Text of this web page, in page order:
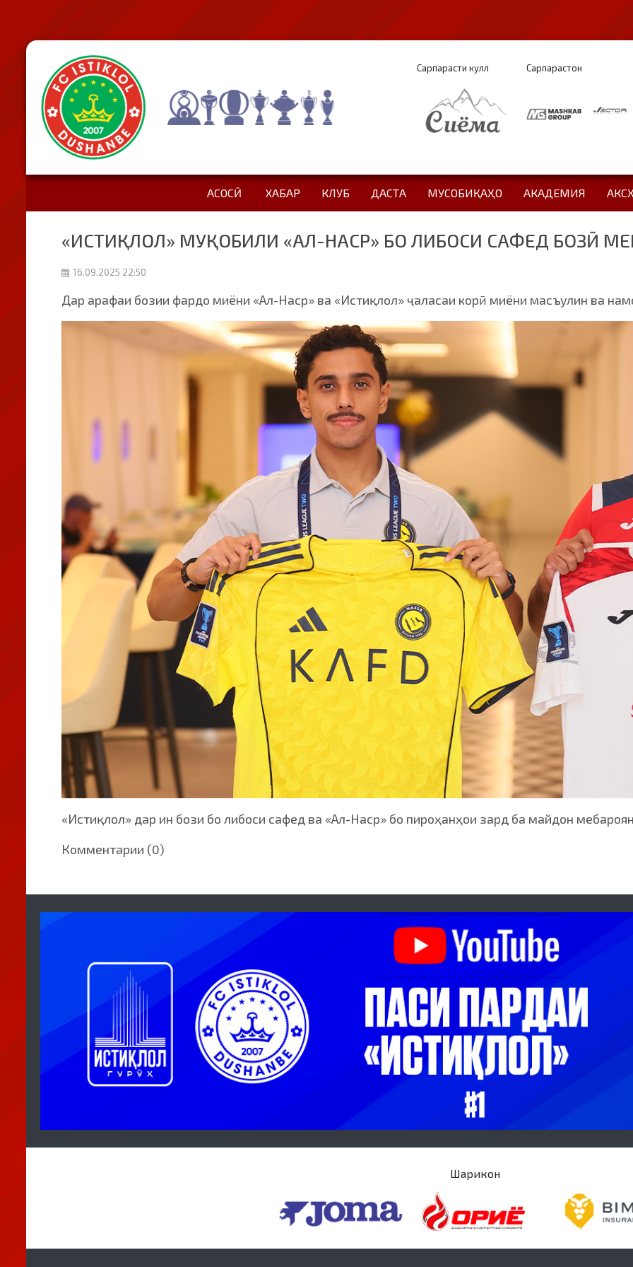
Сарпарасти кулл Сарпарастон
АСОСӢ ХАБАР КЛУБ ДАСТА МУСОБИҚАҲО АКАДЕМИЯ
«ИСТИҚЛОЛ» МУҚОБИЛИ «АЛ-НАСР» БО ЛИБОСИ САФЕД БОЗӢ
16.09.2025 22:50
Дар арафаи бозии фардо миёни «Ал-Наср» ва «Истиқлол» ҷаласаи корӣ миёни масъулин ва
«Истиқлол» дар ин бози бо либоси сафед ва «Ал-Наср» бо пироҳанҳои зард ба майдон
Комментарии (0)
Шарикон